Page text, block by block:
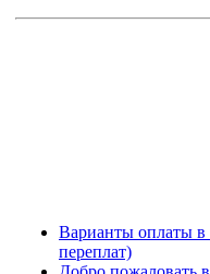
Варианты оплаты в
переплат)